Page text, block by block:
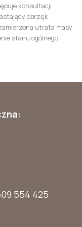
konsultacji
obrzęk,
utrata masy
stanu ogólnego
554 425